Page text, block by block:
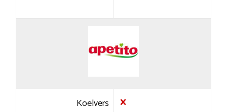
Koelvers